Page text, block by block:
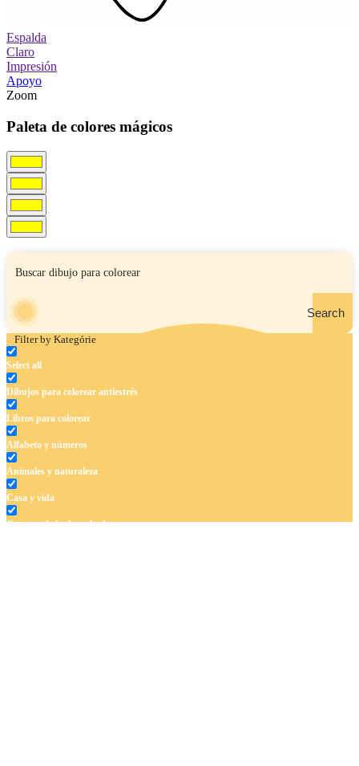
Espalda
Claro
Impresión
Apoyo
Zoom
Paleta de colores mágicos
Search
Filter by Kategórie
Select all
Dibujos para colorear antiestrés
Libros para colorear
Alfabeto y números
Animales y naturaleza
Casa y vida
Cuentos de hadas y hadas